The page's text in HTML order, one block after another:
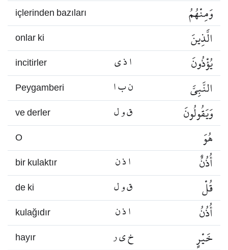
içlerinden bazıları وَمِنْهُمُ
onlar ki الَّذِينَ
incitirler ا ذ ي يُؤْذُونَ
Peygamberi ن ب ا النَّبِيَّ
ve derler ق و ل وَيَقُولُونَ
O هُوَ
bir kulaktır ا ذ ن أُذُنٌ
de ki ق و ل قُلْ
kulağıdır ا ذ ن أُذُنُ
hayır خ ي ر خَيْرٍ